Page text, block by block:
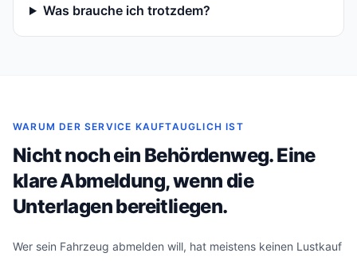
Was brauche ich trotzdem?
WARUM DER SERVICE KAUFTAUGLICH IST
Nicht noch ein Behördenweg. Eine
klare Abmeldung, wenn die
Unterlagen bereitliegen.
Wer sein Fahrzeug abmelden will, hat meistens keinen Lustkauf